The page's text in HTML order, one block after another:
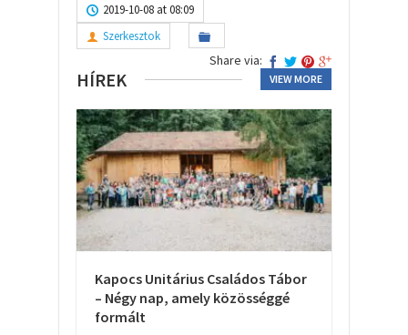
2019-10-08 at 08:09
Szerkesztok
Share via:
HÍREK VIEW MORE
Kapocs Unitárius Családos Tábor
– Négy nap, amely közösséggé
formált